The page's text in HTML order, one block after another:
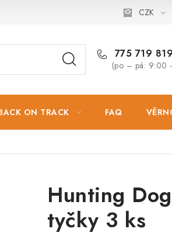
Podmínky ochrany osobních údajů
CZK
775 719 819
(po – pá: 9:00
ON TRACK FAQ
Hunting
tyčky 3 ks